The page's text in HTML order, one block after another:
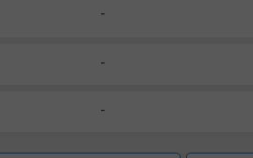
-
-
-